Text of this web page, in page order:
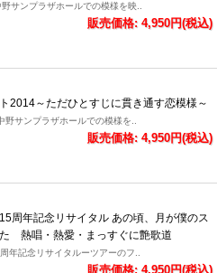
サンプラザホールでの模様を映..
販売価格: 4,950円(税込)
2014～ただひとすじに貫き通す恋模様～
サンプラザホールでの模様を..
販売価格: 4,950円(税込)
周年記念リサイタル あの頃、月が僕のス
熱唱・熱愛・まっすぐに艶歌道
年記念リサイタルーツアーのフ..
販売価格: 4,950円(税込)